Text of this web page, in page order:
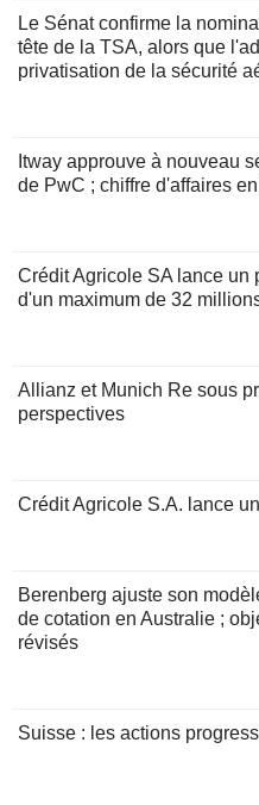
Le Sénat confirme la
tête de la TSA, alors que
privatisation de la sécurité
Itway approuve à nouveau
de PwC ; chiffre d'affaires
Crédit Agricole SA lance un
d'un maximum de 32
Allianz et Munich Re sous
perspectives
Crédit Agricole S.A. lance
Berenberg ajuste son
de cotation en Australie ;
révisés
Suisse : les actions